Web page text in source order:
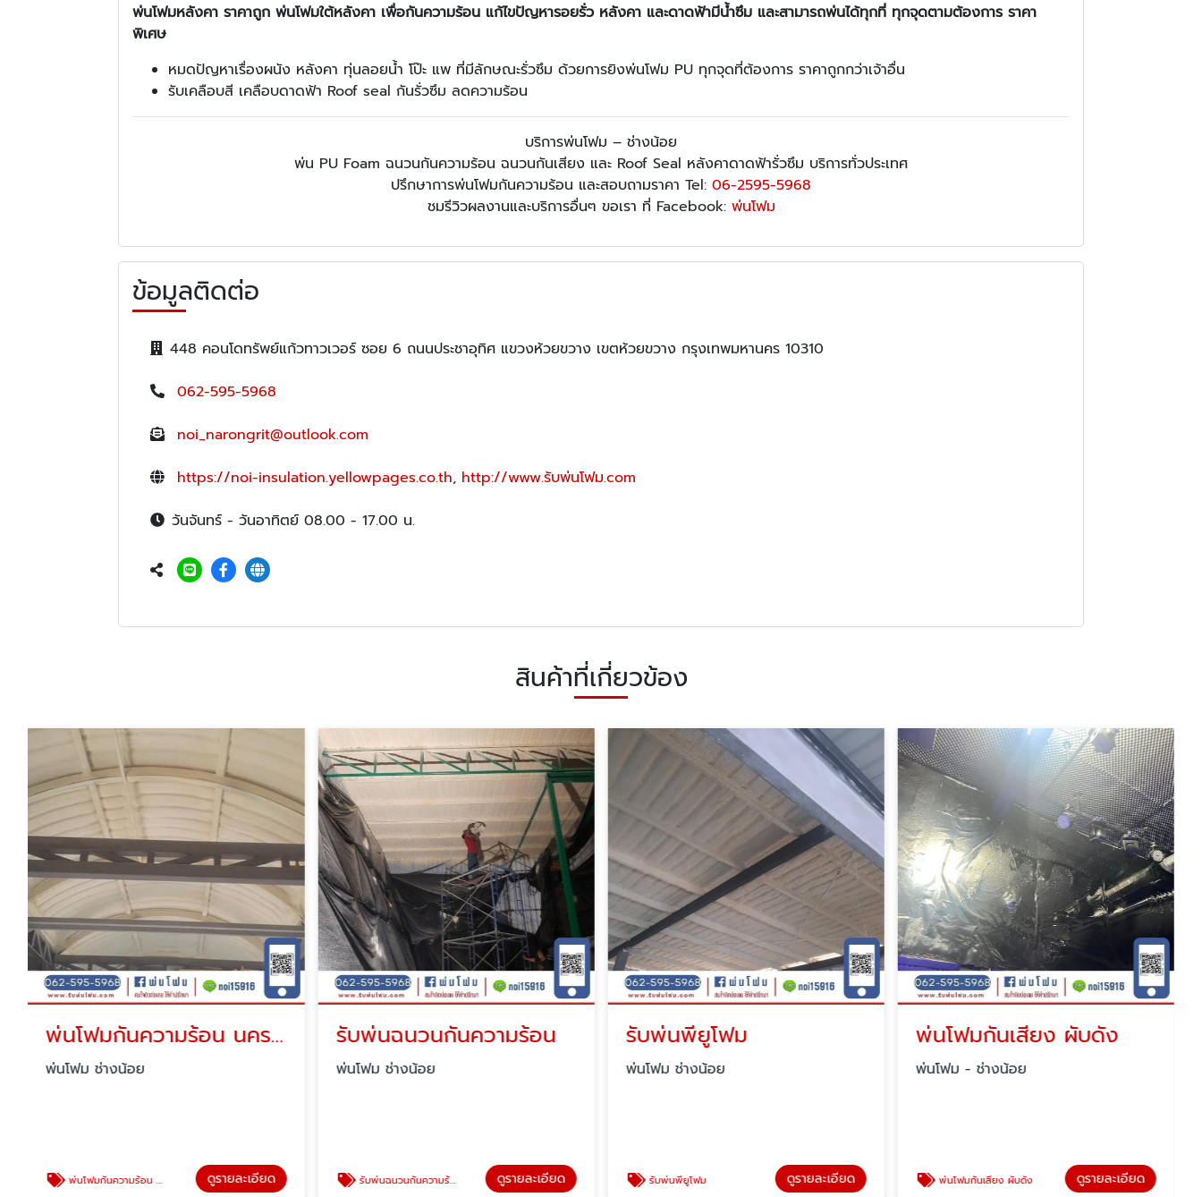
พ่นโฟมหลังคา ราคาถูก พ่นโฟมใต้หลังคา เพื่อกันความร้อน แก้ไขปัญหารอยรั่ว หลังคา และดาดฟ้ามีน้ำซึม และสามารถพ่นได้ทุกที่ ทุกจุดตามต้องการ ราคา
พิเศษ
หมดปัญหาเรื่องผนัง หลังคา ทุ่นลอยน้ำ โป๊ะ แพ ที่มีลักษณะรั่วซึม ด้วยการยิงพ่นโฟม PU ทุกจุดที่ต้องการ ราคาถูกกว่าเจ้าอื่น
รับเคลือบสี เคลือบดาดฟ้า Roof seal กันรั่วซึม ลดความร้อน
บริการพ่นโฟม – ช่างน้อย
พ่น PU Foam ฉนวนกันความร้อน ฉนวนกันเสียง และ Roof Seal หลังคาดาดฟ้ารั่วซึม บริการทั่วประเทศ
ปรึกษาการพ่นโฟมกันความร้อน และสอบถามราคา Tel: 06-2595-5968
ชมรีวิวผลงานและบริการอื่นๆ ขอเรา ที่ Facebook: พ่นโฟม
ข้อมูลติดต่อ
448 คอนโดทรัพย์แก้วทาวเวอร์ ซอย 6 ถนนประชาอุทิศ แขวงห้วยขวาง เขตห้วยขวาง กรุงเทพมหานคร 10310
062-595-5968
noi_narongrit@outlook.com
https://noi-insulation.yellowpages.co.th, http://www.รับพ่นโฟม.com
วันจันทร์ - วันอาทิตย์ 08.00 - 17.00 น.
สินค้าที่เกี่ยวข้อง
พ่นโฟมกันความร้อน นครสวรรค์
พ่นโฟม ช่างน้อย
พ่นโฟมกันความร้อน นครสวรรค์ ดูรายละเอียด
รับพ่นฉนวนกันความร้อน
พ่นโฟม ช่างน้อย
รับพ่นฉนวนกันความร้อน ดูรายละเอียด
รับพ่นพียูโฟม
พ่นโฟม ช่างน้อย
รับพ่นพียูโฟม ดูรายละเอียด
พ่นโฟมกันเสียง ผับดัง
พ่นโฟม - ช่างน้อย
พ่นโฟมกันเสียง ผับดัง ดูรายละเอียด